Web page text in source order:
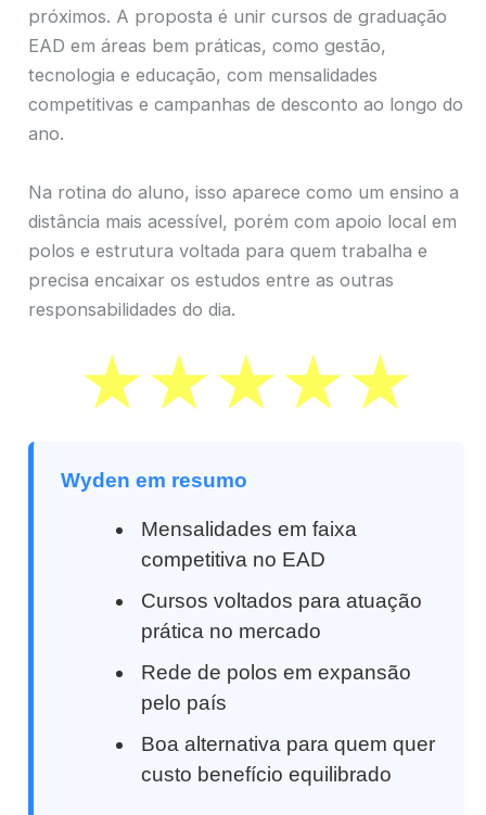
próximos. A proposta é unir cursos de graduação
EAD em áreas bem práticas, como gestão,
tecnologia e educação, com mensalidades
competitivas e campanhas de desconto ao longo do
ano.
Na rotina do aluno, isso aparece como um ensino a
distância mais acessível, porém com apoio local em
polos e estrutura voltada para quem trabalha e
precisa encaixar os estudos entre as outras
responsabilidades do dia.
Wyden em resumo
Mensalidades em faixa
competitiva no EAD
Cursos voltados para atuação
prática no mercado
Rede de polos em expansão
pelo país
Boa alternativa para quem quer
custo benefício equilibrado